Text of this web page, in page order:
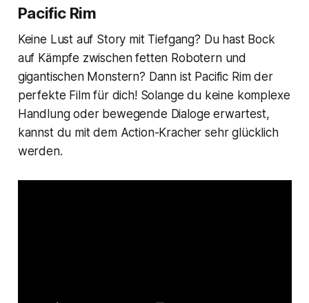
Pacific Rim
Keine Lust auf Story mit Tiefgang? Du hast Bock
auf Kämpfe zwischen fetten Robotern und
gigantischen Monstern? Dann ist Pacific Rimder
perfekte Film für dich! Solange du keine komplexe
Handlung oder bewegende Dialoge erwartest,
kannst du mit dem Action-Kracher sehr glücklich
werden.